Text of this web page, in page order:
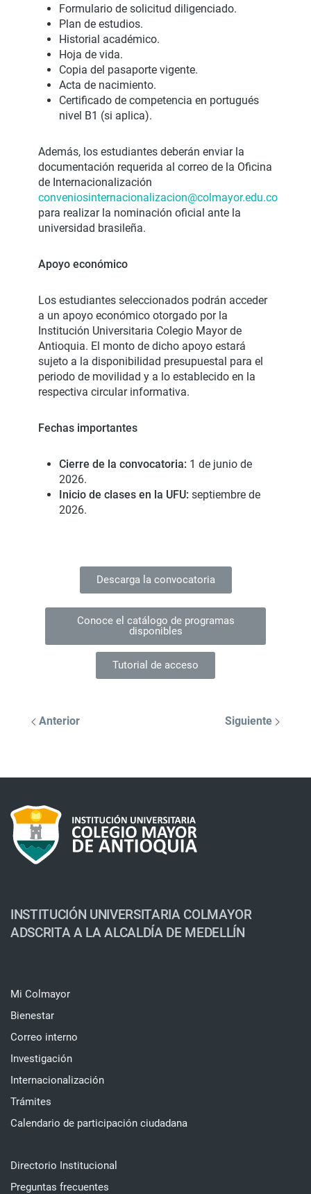
Formulario de solicitud diligenciado.
Plan de estudios.
Historial académico.
Hoja de vida.
Copia del pasaporte vigente.
Acta de nacimiento.
Certificado de competencia en portugués
nivel B1 (si aplica).
Además, los estudiantes deberán enviar la
documentación requerida al correo de la Oficina
de Internacionalización
conveniosinternacionalizacion@colmayor.edu.co
para realizar la nominación oficial ante la
universidad brasileña.
Apoyo económico
Los estudiantes seleccionados podrán acceder
a un apoyo económico otorgado por la
Institución Universitaria Colegio Mayor de
Antioquia. El monto de dicho apoyo estará
sujeto a la disponibilidad presupuestal para el
periodo de movilidad y a lo establecido en la
respectiva circular informativa.
Fechas importantes
Cierre de la convocatoria: 1 de junio de
2026.
Inicio de clases en la UFU: septiembre de
2026.
Descarga la convocatoria
Conoce el catálogo de programas
disponibles
Tutorial de acceso
Anterior Siguiente
INSTITUCIÓN UNIVERSITARIA COLMAYOR
ADSCRITA A LA ALCALDÍA DE MEDELLÍN
Mi Colmayor
Bienestar
Correo interno
Investigación
Internacionalización
Trámites
Calendario de participación ciudadana
Directorio Institucional
Preguntas frecuentes